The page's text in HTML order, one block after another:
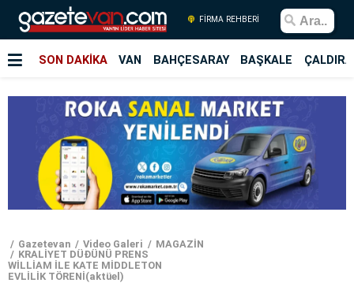
FİRMA REHBERİ
SON DAKİKA VAN BAHÇESARAY BAŞKALE
Gazetevan Video Galeri
MAGAZİN
KRALİYET DÜÐÜNÜ PRENS
WİLLİAM İLE KATE MİDDLETON
EVLİLİK TÖRENİ(aktüel)